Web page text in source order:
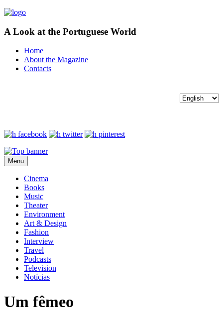
A Look at the Portuguese World
Home
About the Magazine
Contacts
Menu
Cinema
Books
Music
Theater
Environment
Art & Design
Fashion
Interview
Travel
Podcasts
Television
Notícias
Um fêmeo